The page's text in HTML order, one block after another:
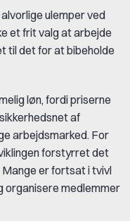
ulemper ved
et frit valg at arbejde
til det for at bibeholde
løn, fordi priserne
af
arbejdsmarked. For
forstyrret det
er fortsat i tvivl
organisere medlemmer